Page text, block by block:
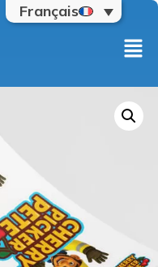
Français